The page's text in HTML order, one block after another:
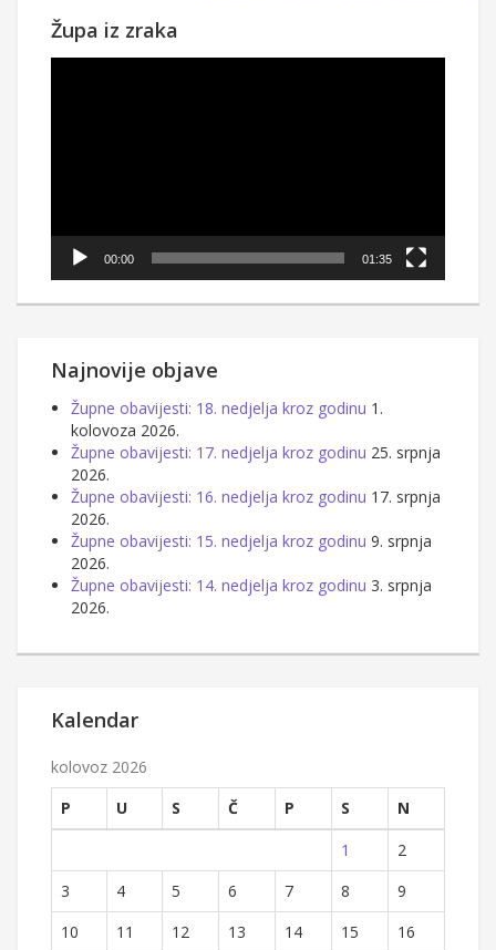
Župa iz zraka
00:00 01:35
Najnovije objave
Župne obavijesti: 18. nedjelja kroz godinu 1.
kolovoza 2026.
Župne obavijesti: 17. nedjelja kroz godinu 25. srpnja
2026.
Župne obavijesti: 16. nedjelja kroz godinu 17. srpnja
2026.
Župne obavijesti: 15. nedjelja kroz godinu 9. srpnja
2026.
Župne obavijesti: 14. nedjelja kroz godinu 3. srpnja
2026.
Kalendar
kolovoz 2026
P
U S Č P S
N
1
2
3
4 5 6 7 8
9
10
11 12 13 14 15
16